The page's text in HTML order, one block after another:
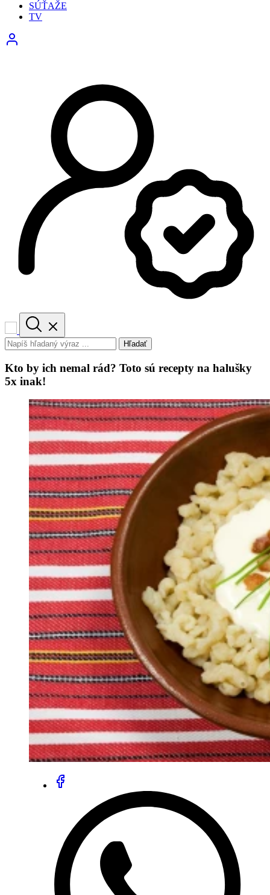
SÚŤAŽE
TV
Hľadať
Kto by ich nemal rád? Toto sú recepty na halušky
5x inak!